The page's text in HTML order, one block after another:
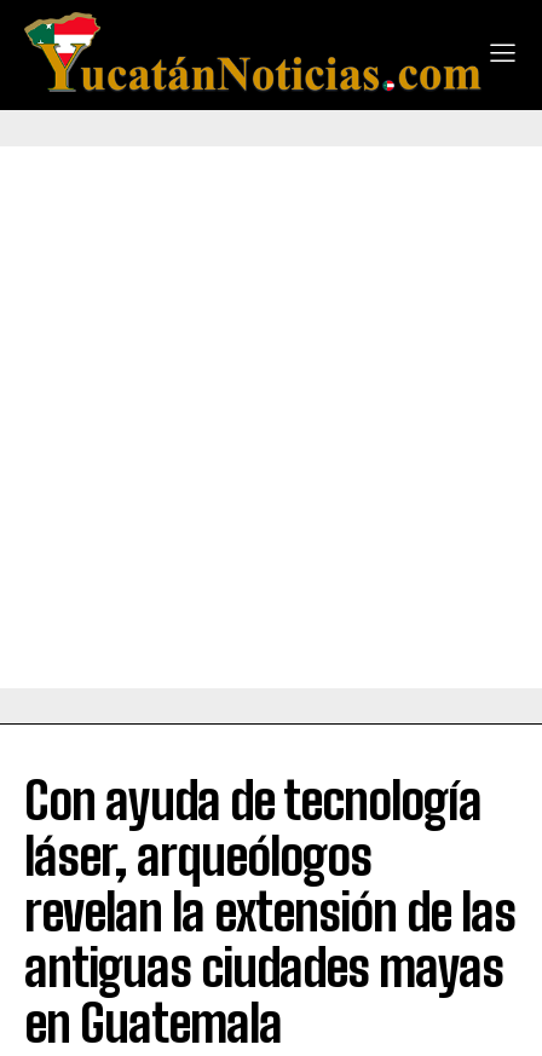
Con ayuda de tecnología
láser, arqueólogos
revelan la extensión de las
antiguas ciudades mayas
en Guatemala